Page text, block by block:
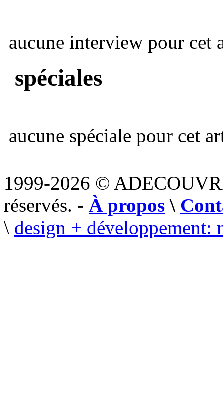
aucune interview pour cet
spéciales
aucune spéciale pour cet
1999-2026 ©
réservés. - À propos \
\ design + développement: